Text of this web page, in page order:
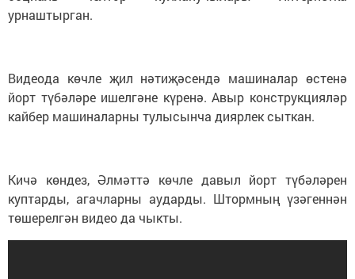
урнаштырган.
Видеода көчле җил нәтиҗәсендә машиналар өстенә
йорт түбәләре ишелгәне күренә. Авыр конструкцияләр
кайбер машиналарны тулысынча диярлек сыткан.
Кичә көндез, Әлмәттә көчле давыл йорт түбәләрен
куптарды, агачларны аударды. Штормның үзәгеннән
төшерелгән видео да чыкты.